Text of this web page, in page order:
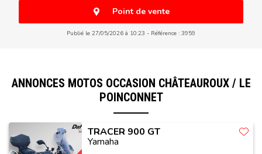
Point de vente
Publié le 27/05/2026 à 10:23 Référence : 3959
ANNONCES MOTOS OCCASION CHÂTEAUROUX / LE
POINCONNET
TRACER 900 GT
Yamaha